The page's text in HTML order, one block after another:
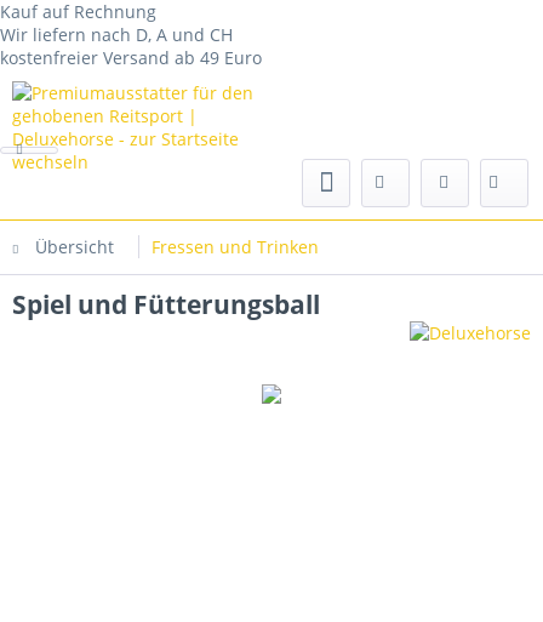
Kauf auf Rechnung
Wir liefern nach D, A und CH
kostenfreier Versand ab 49 Euro
Übersicht Fressen und Trinken
Spiel und Fütterungsball